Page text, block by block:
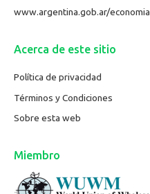
www.argentina.gob.ar/economia
Acerca de este sitio
Política de privacidad
Términos y Condiciones
Sobre esta web
Miembro